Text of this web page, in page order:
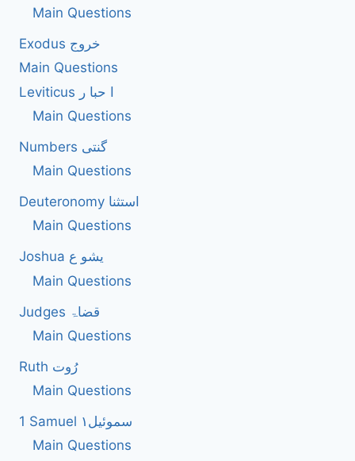
REGULARLY
Main Questions
Exodus خروج
Main Questions
Leviticus ا حبا ر
Main Questions
Numbers گنتی
Main Questions
Deuteronomy استثنا
Main Questions
Joshua یشو ع
Main Questions
Judges قضاۃ
Main Questions
Ruth رُوت
Main Questions
1 Samuel سموئیل۱
Main Questions